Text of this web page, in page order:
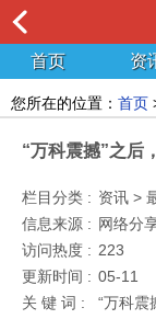
首页 资
您所在的位置： 首页
“万科震撼”之后
栏目分类 : 资讯 >
信息来源 : 网络分
访问热度 : 223
更新时间 : 05-11
关 键 词 :
“万科震